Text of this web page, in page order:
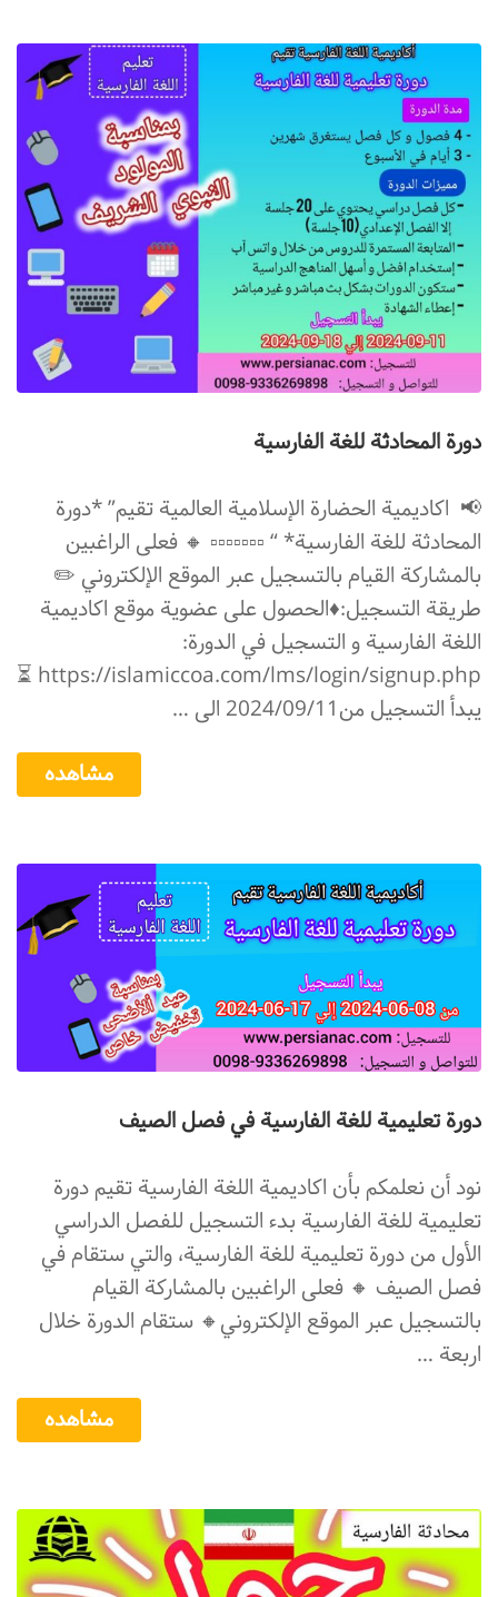
دورة المحادثة للغة الفارسية
📢 اكاديمية الحضارة الإسلامية العالمیة تقيم” *دورة
المحادثة للغة الفارسية* “ ▫️▫️▫️▫️▫️▫️▫️ 🔸 فعلی الراغبین
بالمشاركة القیام بالتسجيل‌ عبر الموقع الإلكتروني ✏️
طريقة التسجيل:♦️الحصول على عضوية موقع اكاديمية
اللغة الفارسية و التسجیل في الدورة:
https://islamiccoa.com/lms/login/signup.php ⏳
یبدأ التسجیل من2024/09/11 الی …
مشاهده
دورة تعلیمیة للغة الفارسية في فصل الصیف
نود أن نعلمكم بأن اكاديمية اللغة الفارسية تقيم دورة
تعلیمیة للغة الفارسية بدء التسجيل للفصل الدراسي
الأول من دورة تعليمیة للغة الفارسية، والتي ستقام في
فصل الصیف 🔸 فعلی الراغبین بالمشاركة القیام
بالتسجيل‌ عبر الموقع الإلكتروني🔸 ستقام الدورة خلال
اربعة …
مشاهده